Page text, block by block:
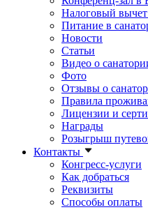
Налоговый вычет
Питание в
Новости
Статьи
Видео о
Фото
Отзывы о
Правила
Лицензии и
Награды
Розыгрыш
Контакты
Конгресс-услуги
Как добраться
Реквизиты
Способы оплаты